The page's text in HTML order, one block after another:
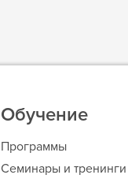
Обучение
Программы
Семинары и тренинги